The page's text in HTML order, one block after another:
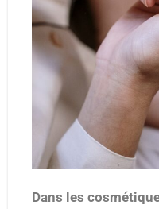
Dans les